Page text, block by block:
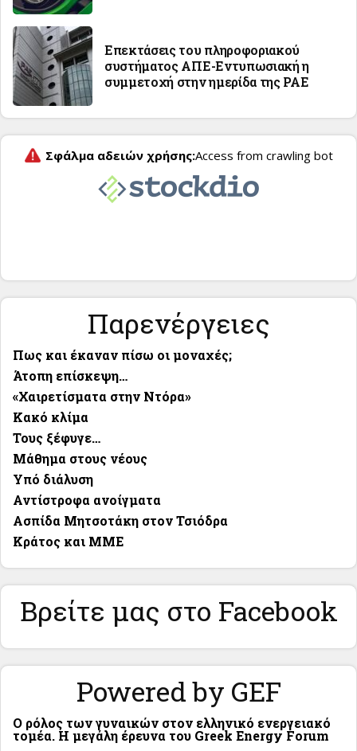
Επεκτάσεις του πληροφοριακού
συστήματος ΑΠΕ-Εντυπωσιακή η
συμμετοχή στην ημερίδα της ΡΑΕ
Παρενέργειες
Πως και έκαναν πίσω οι μοναχές;
Άτοπη επίσκεψη…
«Χαιρετίσματα στην Ντόρα»
Κακό κλίμα
Τους ξέφυγε…
Μάθημα στους νέους
Υπό διάλυση
Αντίστροφα ανοίγματα
Ασπίδα Μητσοτάκη στον Τσιόδρα
Κράτος και ΜΜΕ
Βρείτε μας στο Facebook
Powered by GEF
Ο ρόλος των γυναικών στον ελληνικό ενεργειακό
τομέα. Η μεγάλη έρευνα του Greek Energy Forum